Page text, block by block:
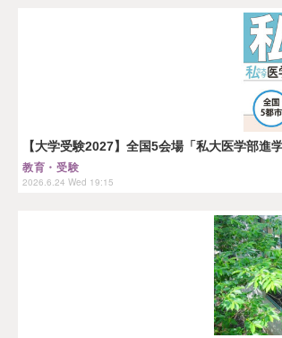
【大学受験2027】全国5会場「私大医学部進
教育・受験
2026.6.24 Wed 19:15